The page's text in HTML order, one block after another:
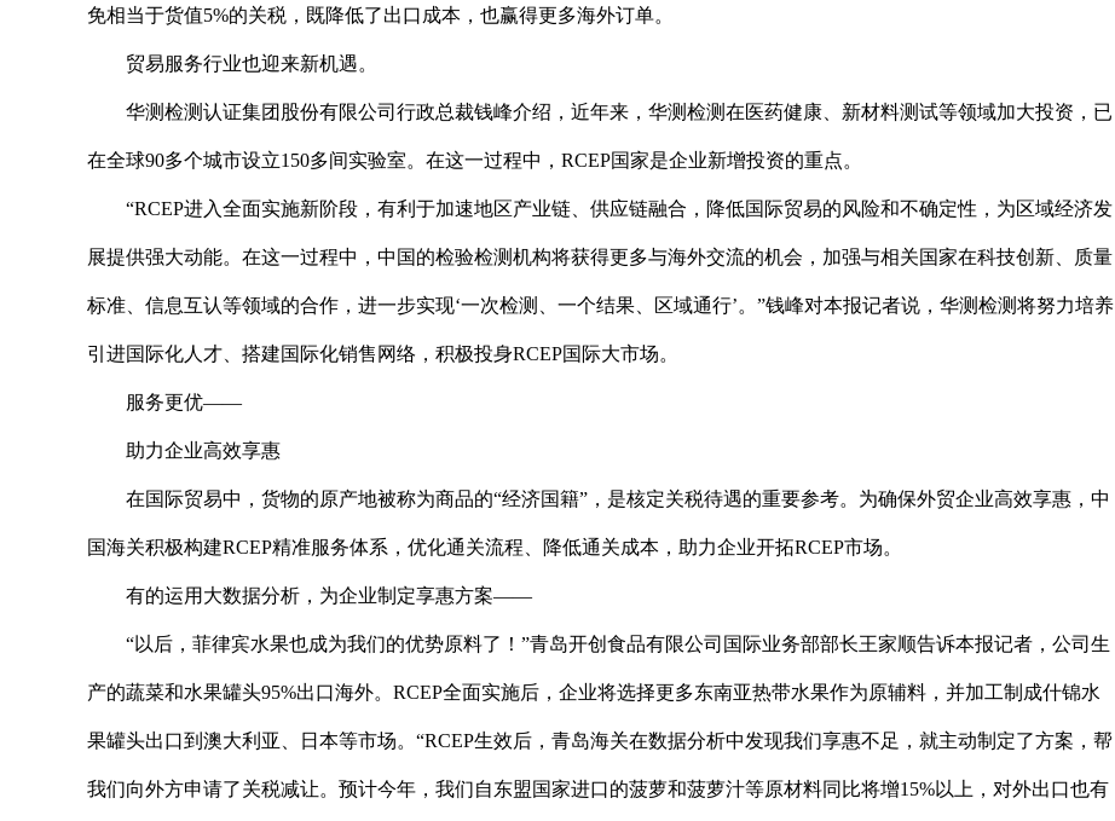
免相当于货值5%的关税，既降低了出口成本，也赢得更多海外订单。
贸易服务行业也迎来新机遇。
华测检测认证集团股份有限公司行政总裁钱峰介绍，近年来，华测检测在医药健康、新材料测试等领域加大投资，已
在全球90多个城市设立150多间实验室。在这一过程中，RCEP国家是企业新增投资的重点。
“RCEP进入全面实施新阶段，有利于加速地区产业链、供应链融合，降低国际贸易的风险和不确定性，为区域经济发
展提供强大动能。在这一过程中，中国的检验检测机构将获得更多与海外交流的机会，加强与相关国家在科技创新、质量
标准、信息互认等领域的合作，进一步实现‘一次检测、一个结果、区域通行’。”钱峰对本报记者说，华测检测将努力培养
引进国际化人才、搭建国际化销售网络，积极投身RCEP国际大市场。
服务更优——
助力企业高效享惠
在国际贸易中，货物的原产地被称为商品的“经济国籍”，是核定关税待遇的重要参考。为确保外贸企业高效享惠，中
国海关积极构建RCEP精准服务体系，优化通关流程、降低通关成本，助力企业开拓RCEP市场。
有的运用大数据分析，为企业制定享惠方案——
“以后，菲律宾水果也成为我们的优势原料了！”青岛开创食品有限公司国际业务部部长王家顺告诉本报记者，公司生
产的蔬菜和水果罐头95%出口海外。RCEP全面实施后，企业将选择更多东南亚热带水果作为原辅料，并加工制成什锦水
果罐头出口到澳大利亚、日本等市场。“RCEP生效后，青岛海关在数据分析中发现我们享惠不足，就主动制定了方案，帮
我们向外方申请了关税减让。预计今年，我们自东盟国家进口的菠萝和菠萝汁等原材料同比将增15%以上，对外出口也有